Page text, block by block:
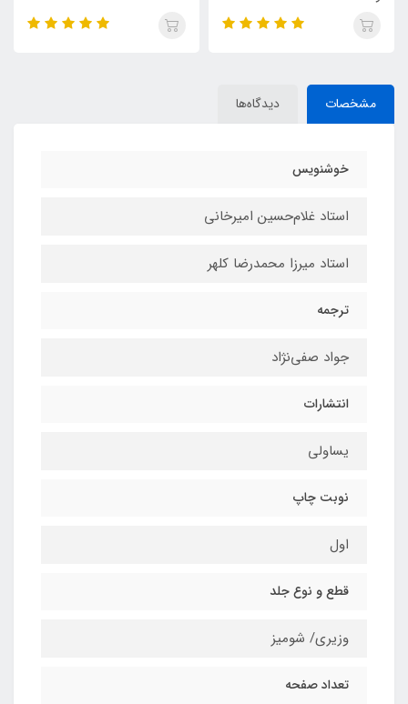
مشخصات دیدگاه‌ها
خوشنویس
استاد غلام‌حسین امیرخانی
استاد میرزا محمدرضا کلهر
ترجمه
جواد صفی‌نژاد
انتشارات
یساولی
نوبت چاپ
اول
قطع و نوع جلد
وزیری/ شومیز
تعداد صفحه